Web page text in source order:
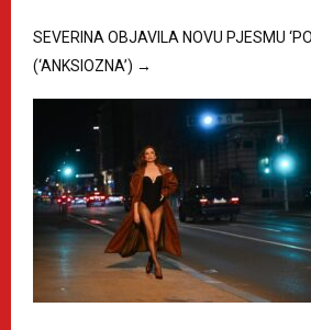
SEVERINA OBJAVILA NOVU PJESMU
(‘ANKSIOZNA’) →